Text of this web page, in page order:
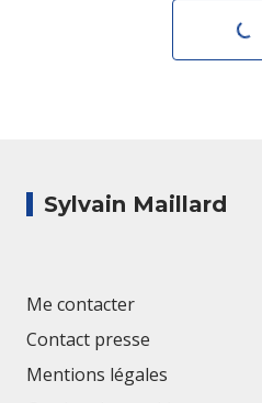
Voir plus
Sylvain Maillard
Me contacter
Contact presse
Mentions légales